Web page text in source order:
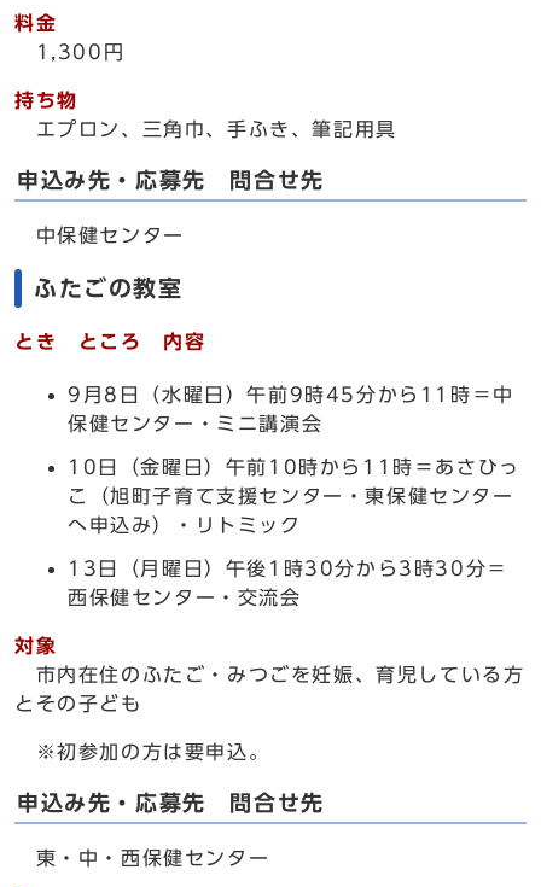
料金
1,300円
持ち物
エプロン、三角巾、手ふき、筆記用具
申込み先・応募先 問合せ先
中保健センター
ふたごの教室
とき ところ 内容
9月8日（水曜日）午前9時45分から11時＝中
保健センター・ミニ講演会
10日（金曜日）午前10時から11時＝あさひっ
こ（旭町子育て支援センター・東保健センター
へ申込み）・リトミック
13日（月曜日）午後1時30分から3時30分＝
西保健センター・交流会
対象
市内在住のふたご・みつごを妊娠、育児している方
とその子ども
※初参加の方は要申込。
申込み先・応募先 問合せ先
東・中・西保健センター